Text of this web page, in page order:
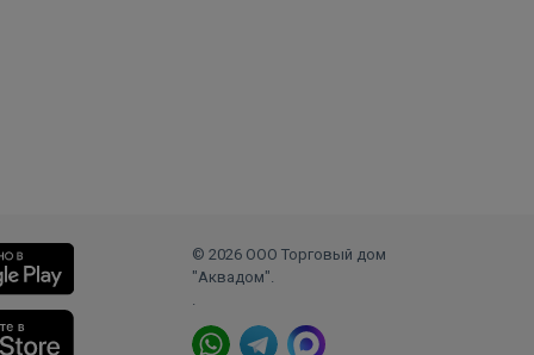
© 2026 ООО Торговый дом
"Аквадом".
.